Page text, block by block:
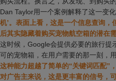
Dan Taylor用一个案例解释了这一变化
机’。表面上看，这是一个信息查询
后其实隐藏着购买宠物航空箱的潜在
这时候，Google会提供必要的旅行提
可的宠物箱，在用户需要的那一刻，
这种能力超越了简单的“关键词匹配”
对广告主来说，这是更丰富的信号，